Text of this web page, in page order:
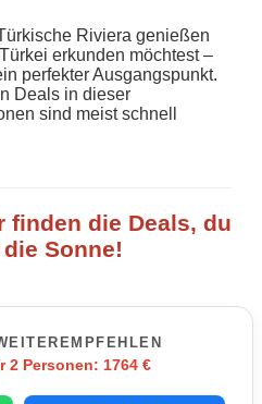
Riviera genießen
erkunden möchtest –
perfekter Ausgangspunkt.
Deals in dieser
sind meist schnell
finden die Deals, du
Sonne!
2 Personen: 1764 €